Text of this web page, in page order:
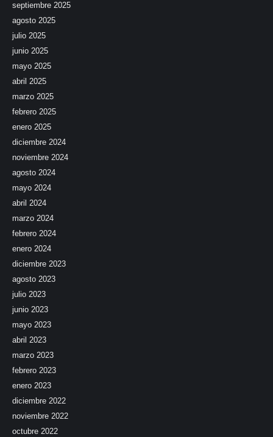
septiembre 2025
agosto 2025
julio 2025
junio 2025
mayo 2025
abril 2025
marzo 2025
febrero 2025
enero 2025
diciembre 2024
noviembre 2024
agosto 2024
mayo 2024
abril 2024
marzo 2024
febrero 2024
enero 2024
diciembre 2023
agosto 2023
julio 2023
junio 2023
mayo 2023
abril 2023
marzo 2023
febrero 2023
enero 2023
diciembre 2022
noviembre 2022
octubre 2022